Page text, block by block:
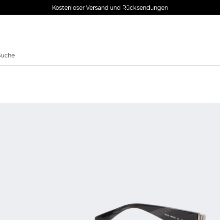
Kostenloser Versand und Rücksendungen